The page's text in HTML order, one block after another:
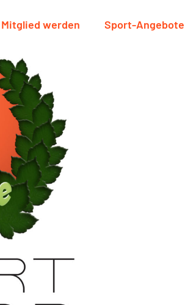
Mitglied werden Sport-Angebote